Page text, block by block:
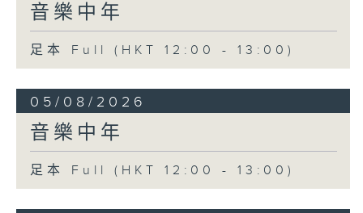
音樂中年
足本 Full (HKT 12:00 - 13:00)
05/08/2026
音樂中年
足本 Full (HKT 12:00 - 13:00)